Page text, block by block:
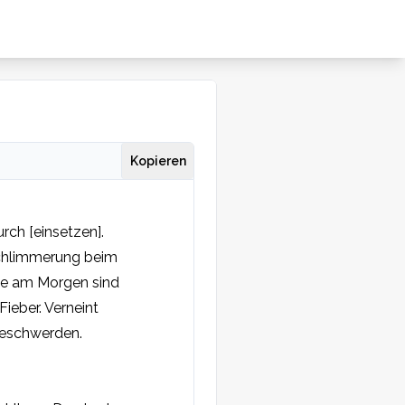
Kopieren
[einsetzen].
beim
am Morgen sind
Verneint